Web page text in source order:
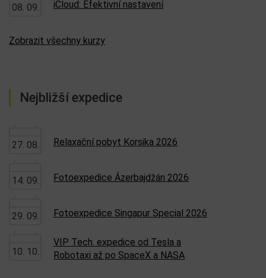
08. 09. iCloud: Efektivní nastavení
Zobrazit všechny kurzy
Nejbližší expedice
27. 08. Relaxační pobyt Korsika 2026
14. 09. Fotoexpedice Ázerbajdžán 2026
29. 09. Fotoexpedice Singapur Special 2026
10. 10.
VIP Tech. expedice od Tesla a
Robotaxi až po SpaceX a NASA